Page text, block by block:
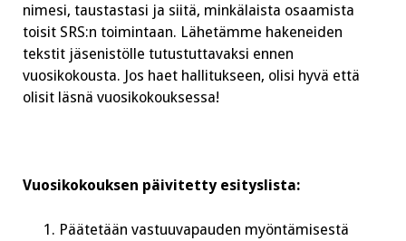
nimesi, taustastasi ja siitä, minkälaista osaamista
toisit SRS:n toimintaan. Lähetämme hakeneiden
tekstit jäsenistölle tutustuttavaksi ennen
vuosikokousta. Jos haet hallitukseen, olisi hyvä että
olisit läsnä vuosikokouksessa!
Vuosikokouksen päivitetty esityslista:
Päätetään vastuuvapauden myöntämisestä